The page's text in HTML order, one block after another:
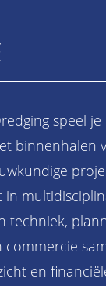
speel je
binnenhalen
in
techniek,
commercie
en